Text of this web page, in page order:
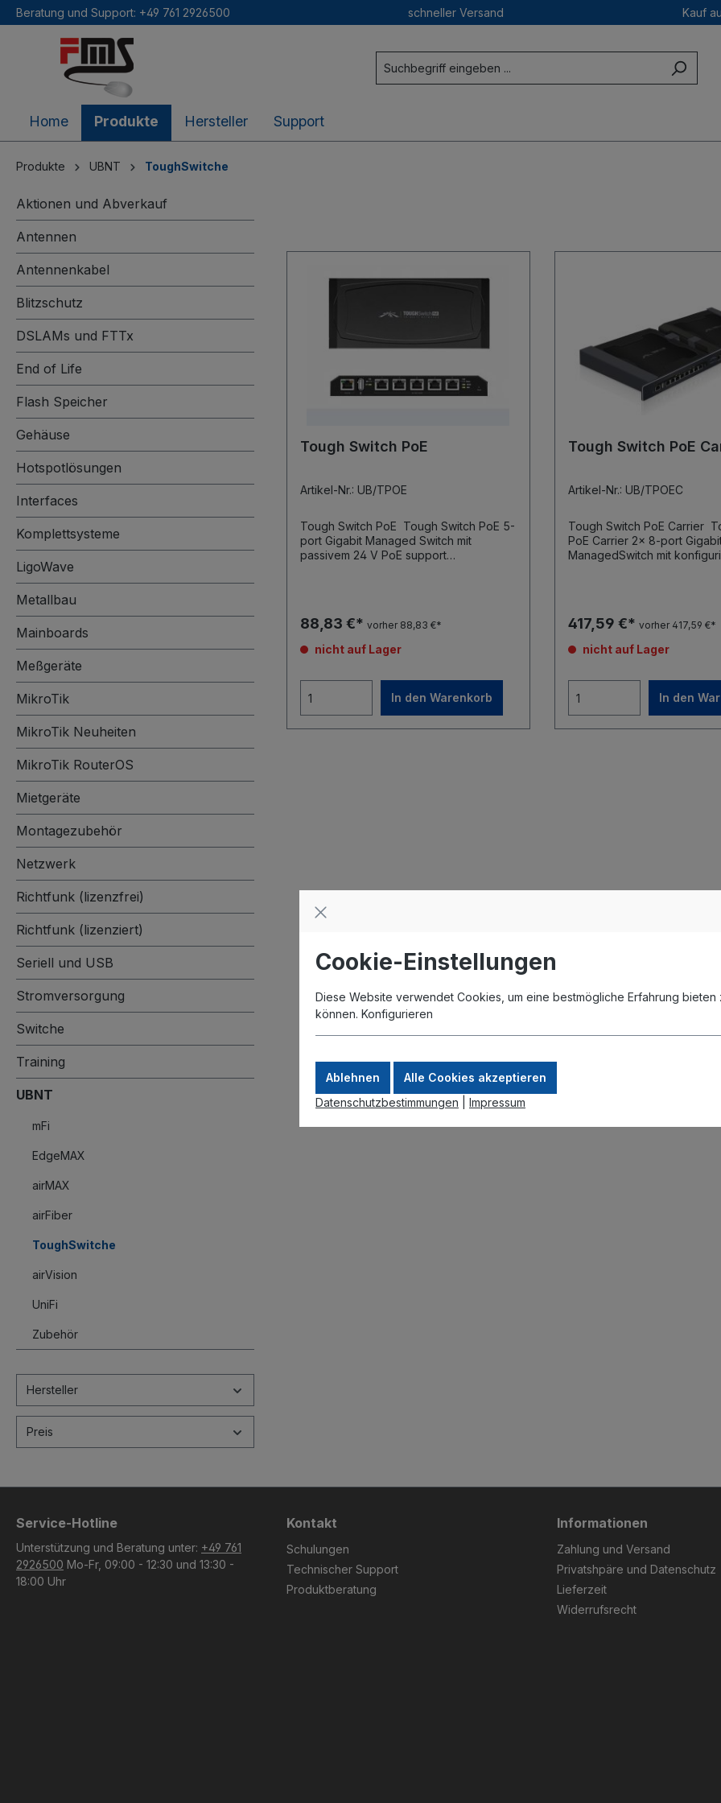
springen
Beratung und Support: +49 761 2926500 schneller Versand Kauf
Home Produkte Hersteller Support
Produkte UBNT ToughSwitche
Aktionen und Abverkauf
Antennen
Antennenkabel
Blitzschutz
DSLAMs und FTTx
End of Life
Flash Speicher
Gehäuse
Hotspotlösungen
Interfaces
Komplettsysteme
LigoWave
Metallbau
Mainboards
Meßgeräte
MikroTik
MikroTik Neuheiten
MikroTik RouterOS
Mietgeräte
Montagezubehör
Netzwerk
Richtfunk (lizenzfrei)
Richtfunk (lizenziert)
Seriell und USB
Stromversorgung
Switche
Training
UBNT
mFi
EdgeMAX
airMAX
airFiber
ToughSwitche
airVision
UniFi
Zubehör
Hersteller
Preis
Tough Switch PoE
Artikel-Nr.: UB/TPOE
Tough Switch PoE Tough Switch PoE 5-
port Gigabit Managed Switch mit
passivem 24 V PoE support
Spannungsbereich PoE Out: 22-24VDC
Max. PoE Leistung pro Daten-Port: 11,5
W Management Port: 1x 10/100 Ethernet
88,83 €* vorher 88,83 €*
nicht auf Lager
In den Warenkorb
Tough Switch PoE
Artikel-Nr.: UB/TPOEC
Tough Switch PoE Carrier Tough Switch
PoE Carrier 2x 8-port Gigabit
ManagedSwitch mit
Leistungsaufnahme: 2x 150
Spannungsbereich PoE
45-48 VDC Max. PoE Leistung pro
Management Port: 2x 1x 10/
Port Daten-Ports: 2x 8x 10/100/1000
Ethernet Ports
417,59 €* vorher 417,59 €*
nicht auf Lager
In den
Service-Hotline
Unterstützung und Beratung unter: +49 761
2926500 Mo-Fr, 09:00 - 12:30 und 13:30 -
18:00 Uhr
Kontakt
Schulungen
Technischer Support
Produktberatung
Informationen
Zahlung und Versand
Privatshpäre und Datenschutz
Lieferzeit
Widerrufsrecht
Cookie-Einstellungen
Diese Website verwendet Cookies, um eine bestmögliche Erfahrung bieten
können. Konfigurieren
Ablehnen
Alle Cookies akzeptieren
Datenschutzbestimmungen
Impressum